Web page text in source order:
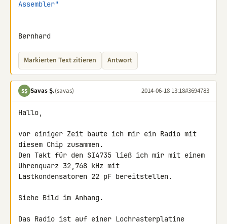
Assembler"
Bernhard
Markierten Text zitieren Antwort
SŞ Savas Ş.(savas) 2014-06-18 13:18#3694783
Hallo,
vor einiger Zeit baute ich mir ein Radio mit
diesem Chip zusammen.
Den Takt für den SI4735 ließ ich mir mit einem
Uhrenquarz 32,768 kHz mit
Lastkondensatoren 22 pF bereitstellen.
Siehe Bild im Anhang.
Das Radio ist auf einer Lochrasterplatine